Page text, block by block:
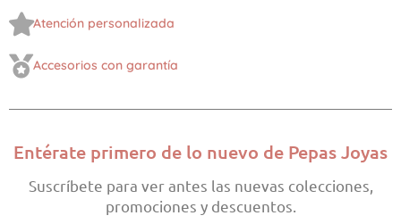
Atención personalizada
Accesorios con garantía
Entérate primero de lo nuevo de Pepas Joyas
Suscríbete para ver antes las nuevas colecciones,
promociones y descuentos.